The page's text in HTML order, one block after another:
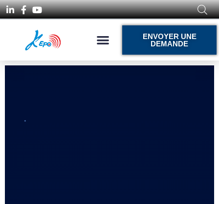
ENVOYER UNE
DEMANDE